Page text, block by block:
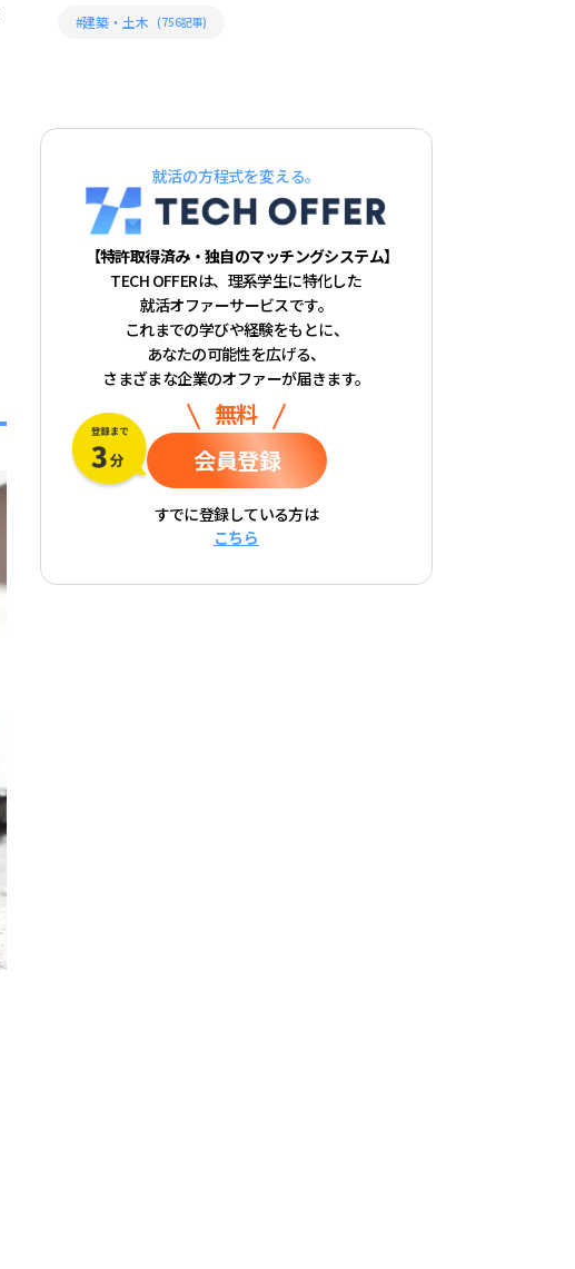
#建築・土木 (756記事)
就活の方程式を変える。
【特許取得済み・独自のマッチングシステム】
TECH OFFERは、理系学生に特化した
就活オファーサービスです。
これまでの学びや経験をもとに、
あなたの可能性を広げる、
さまざまな企業のオファーが届きます。
無料
会員登録
すでに登録している方は
こちら